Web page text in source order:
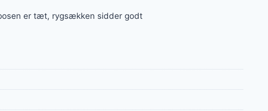
er tæt, rygsækken sidder godt